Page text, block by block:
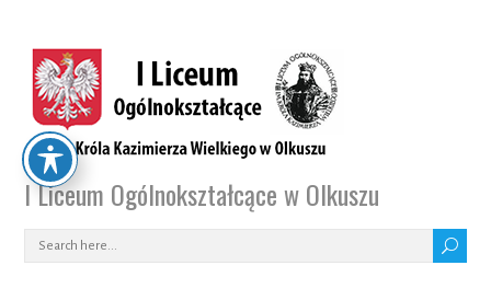
I Liceum Ogólnokształcące w Olkuszu